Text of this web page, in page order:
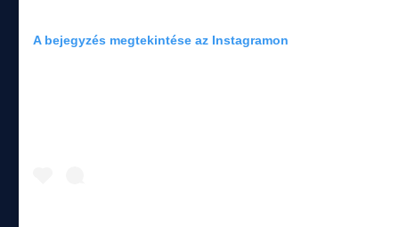
A bejegyzés megtekintése az Instagramon